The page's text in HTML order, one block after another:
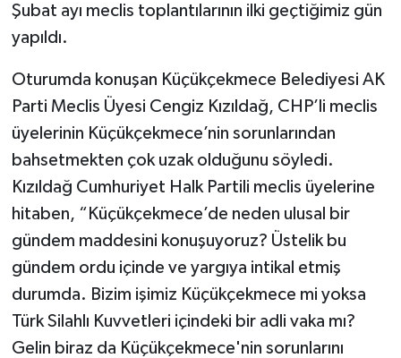
Şubat ayı meclis toplantılarının ilki geçtiğimiz gün
yapıldı.
Oturumda konuşan Küçükçekmece Belediyesi AK
Parti Meclis Üyesi Cengiz Kızıldağ, CHP’li meclis
üyelerinin Küçükçekmece’nin sorunlarından
bahsetmekten çok uzak olduğunu söyledi.
Kızıldağ Cumhuriyet Halk Partili meclis üyelerine
hitaben, “Küçükçekmece’de neden ulusal bir
gündem maddesini konuşuyoruz? Üstelik bu
gündem ordu içinde ve yargıya intikal etmiş
durumda. Bizim işimiz Küçükçekmece mi yoksa
Türk Silahlı Kuvvetleri içindeki bir adli vaka mı?
Gelin biraz da Küçükçekmece'nin sorunlarını